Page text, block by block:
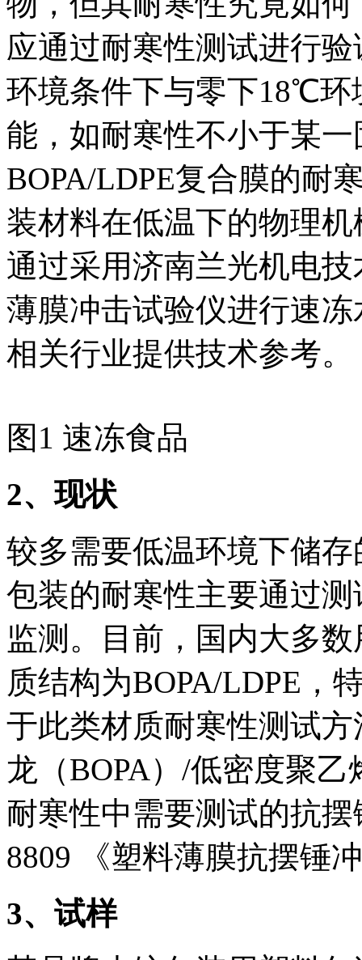
应通过耐寒性测试进行
环境条件下与零下18℃环
能，如耐寒性不小于某
BOPA/LDPE复合膜的耐
装材料在低温下的物理
通过采用济南兰光机电
薄膜冲击试验仪进行速
相关行业提供技术参考。
图1 速冻食品
2、现状
较多需要低温环境下储
包装的耐寒性主要通过
监测。目前，国内大多
质结构为BOPA/LDPE，
于此类材质耐寒性测试
龙（BOPA）/低密度聚
耐寒性中需要测试的抗
8809 《塑料薄膜抗摆锤
3、试样